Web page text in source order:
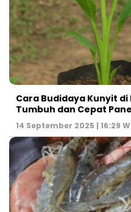
Cara Budidaya Kunyit
Tumbuh dan Cepat
14 September 2025 | 16:29